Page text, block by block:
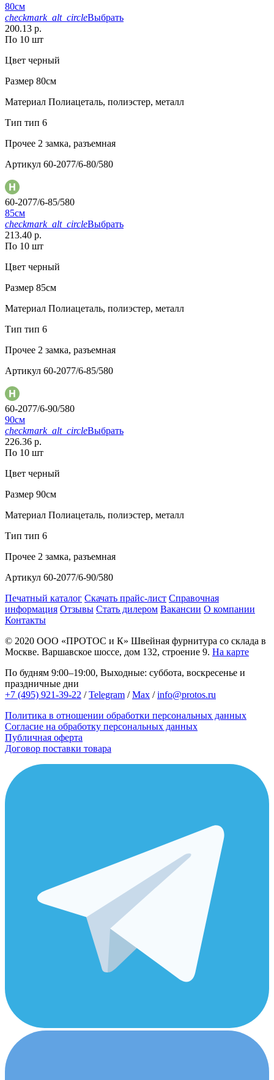
80см
checkmark_alt_circleВыбрать
200.13 р.
По 10 шт
Цвет черный
Размер 80см
Материал Полиацеталь, полиэстер, металл
Тип тип 6
Прочее 2 замка, разъемная
Артикул 60-2077/6-80/580
60-2077/6-85/580
85см
checkmark_alt_circleВыбрать
213.40 р.
По 10 шт
Цвет черный
Размер 85см
Материал Полиацеталь, полиэстер, металл
Тип тип 6
Прочее 2 замка, разъемная
Артикул 60-2077/6-85/580
60-2077/6-90/580
90см
checkmark_alt_circleВыбрать
226.36 р.
По 10 шт
Цвет черный
Размер 90см
Материал Полиацеталь, полиэстер, металл
Тип тип 6
Прочее 2 замка, разъемная
Артикул 60-2077/6-90/580
Печатный каталог Скачать прайс-лист Справочная
информация Отзывы Стать дилером Вакансии О компании
Контакты
© 2020 ООО «ПРОТОС и К» Швейная фурнитура со склада в
Москве. Варшавское шоссе, дом 132, строение 9. На карте
По будням 9:00–19:00, Выходные: суббота, воскресенье и
праздничные дни
+7 (495) 921-39-22 /Telegram /Max /info@protos.ru
Политика в отношении обработки персональных данных
Согласие на обработку персональных данных
Публичная оферта
Договор поставки товара